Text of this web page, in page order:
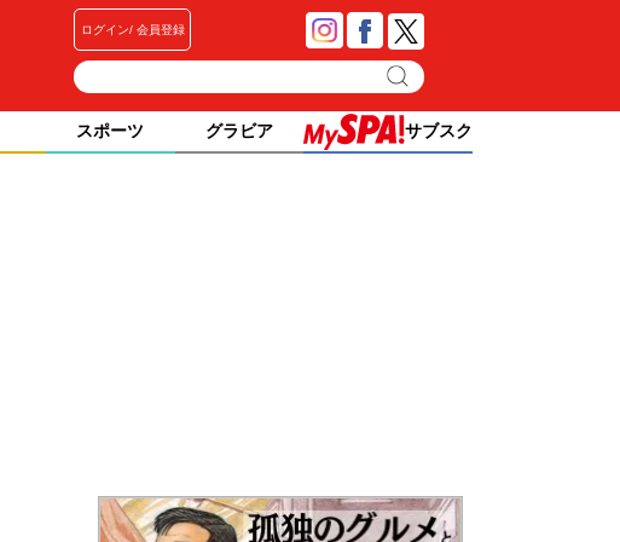
ログイン 会員登録
スポーツ グラビア サブスク